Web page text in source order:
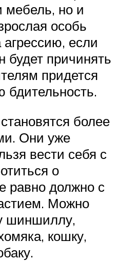
мебель, но и
особь
если
будет причинять
придется
бдительность.
более
Они уже
вести себя с
о
равно должно с
Можно
шиншиллу,
кошку,